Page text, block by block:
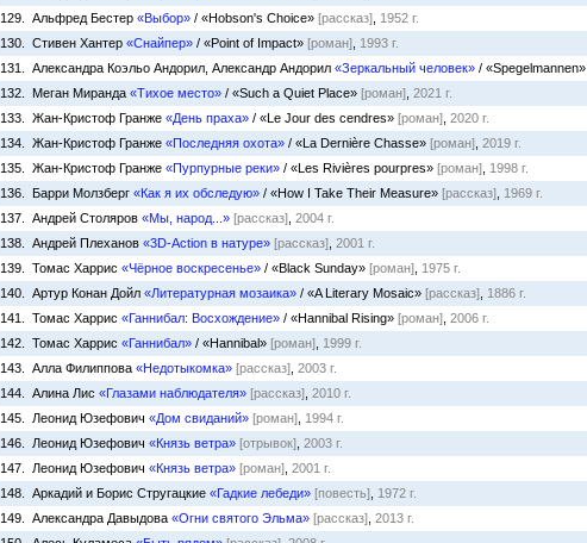
129. Альфред Бестер «Выбор» / «Hobson's Choice» [рассказ] 1952 г.
130. Стивен Хантер «Снайпер» / «Point of Impact» [роман] 1993 г.
131. Александра Коэльо Андорил, Александр Андорил «Зеркальный человек» / «Spegelmannen»
132. Меган Миранда «Тихое место» / «Such a Quiet Place» [роман] 2021 г.
133. Жан-Кристоф Гранже «День праха» / «Le Jour des cendres» [роман] 2020 г.
134. Жан-Кристоф Гранже «Последняя охота» / «La Dernière Chasse» [роман] 2019 г.
135. Жан-Кристоф Гранже «Пурпурные реки» / «Les Rivières pourpres» [роман] 1998 г.
136. Барри Молзберг «Как я их обследую» / «How I Take Their Measure» [рассказ] 1969 г.
137. Андрей Столяров «Мы, народ...» [рассказ] 2004 г.
138. Андрей Плеханов «3D-Action в натуре» [рассказ] 2001 г.
139. Томас Харрис «Чёрное воскресенье» / «Black Sunday» [роман] 1975 г.
140. Артур Конан Дойл «Литературная мозаика» / «A Literary Mosaic» [рассказ] 1886 г.
141. Томас Харрис «Ганнибал: Восхождение» / «Hannibal Rising» [роман] 2006 г.
142. Томас Харрис «Ганнибал» / «Hannibal» [роман] 1999 г.
143. Алла Филиппова «Недотыкомка» [рассказ] 2003 г.
144. Алина Лис «Глазами наблюдателя» [рассказ] 2010 г.
145. Леонид Юзефович «Дом свиданий» [роман] 1994 г.
146. Леонид Юзефович «Князь ветра» [отрывок] 2003 г.
147. Леонид Юзефович «Князь ветра» [роман] 2001 г.
148. Аркадий и Борис Стругацкие «Гадкие лебеди» [повесть] 1972 г.
149. Александра Давыдова «Огни святого Эльма» [рассказ] 2013 г.